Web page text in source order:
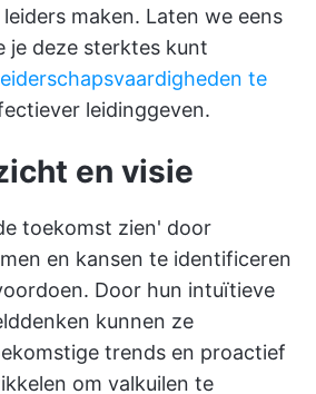
maken. Laten we eens
je deze sterktes kunt
te
leidinggeven.
en visie
toekomst zien' door
en kansen te identificeren
Door hun intuïtieve
kunnen ze
trends en proactief
om valkuilen te